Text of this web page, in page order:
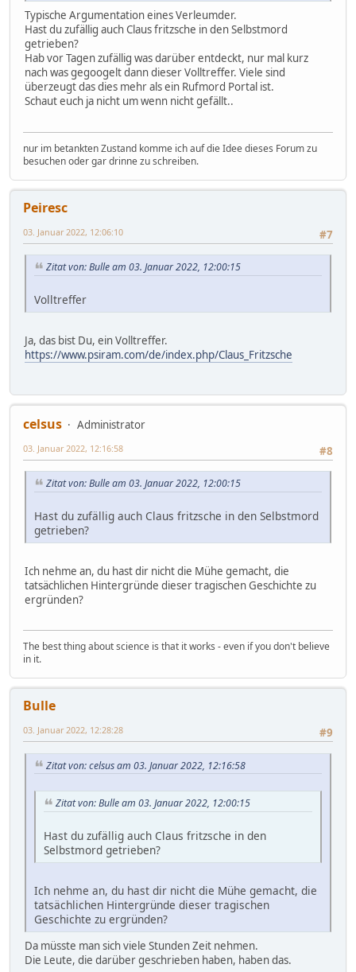
Typische Argumentation eines Verleumder.
Hast du zufällig auch Claus fritzsche in den Selbstmord
getrieben?
Hab vor Tagen zufällig was darüber entdeckt, nur mal kurz
nach was gegoogelt dann dieser Volltreffer. Viele sind
überzeugt das dies mehr als ein Rufmord Portal ist.
Schaut euch ja nicht um wenn nicht gefällt..
nur im betankten Zustand komme ich auf die Idee dieses Forum zu
besuchen oder gar drinne zu schreiben.
Peiresc
#7
03. Januar 2022, 12:06:10
Zitat von: Bulle am 03. Januar 2022, 12:00:15
Volltreffer
Ja, das bist Du, ein Volltreffer.
https://www.psiram.com/de/index.php/Claus_Fritzsche
celsus
Administrator
#8
03. Januar 2022, 12:16:58
Zitat von: Bulle am 03. Januar 2022, 12:00:15
Hast du zufällig auch Claus fritzsche in den Selbstmord
getrieben?
Ich nehme an, du hast dir nicht die Mühe gemacht, die
tatsächlichen Hintergründe dieser tragischen Geschichte zu
ergründen?
The best thing about science is that it works - even if you don't believe
in it.
Bulle
#9
03. Januar 2022, 12:28:28
Zitat von: celsus am 03. Januar 2022, 12:16:58
Zitat von: Bulle am 03. Januar 2022, 12:00:15
Hast du zufällig auch Claus fritzsche in den
Selbstmord getrieben?
Ich nehme an, du hast dir nicht die Mühe gemacht, die
tatsächlichen Hintergründe dieser tragischen
Geschichte zu ergründen?
Da müsste man sich viele Stunden Zeit nehmen.
Die Leute, die darüber geschrieben haben, haben das.